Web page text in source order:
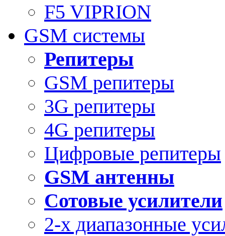
F5 VIPRION
GSM системы
Репитеры
GSM репитеры
3G репитеры
4G репитеры
Цифровые репитеры
GSM антенны
Сотовые усилители
2-х диапазонные